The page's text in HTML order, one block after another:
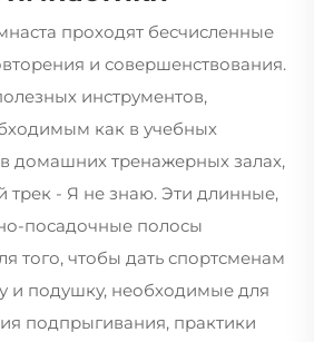
проходят бесчисленные
и совершенствования.
инструментов,
как в учебных
в домашних тренажерных залах,
трек - Я не знаю. Эти длинные,
посадочные полосы
того, чтобы дать спортсменам
и подушку, необходимые для
подпрыгивания, практики